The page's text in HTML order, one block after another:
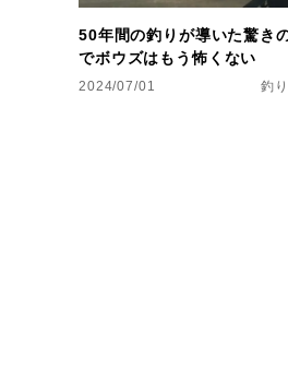
50年間の釣りが導いた驚き
でボウズはもう怖くない
2024/07/01 釣